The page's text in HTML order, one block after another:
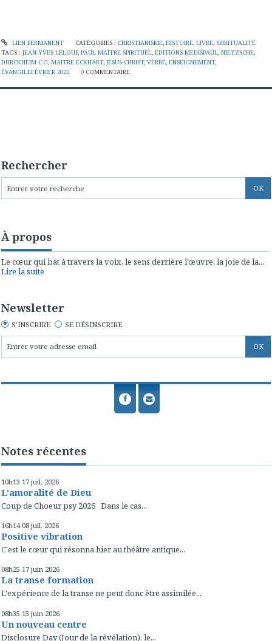
LIEN PERMANENT CATÉGORIES : CHRISTIANISME, HISTOIRE, LIVRE, SPIRITUALITÉ
TAGS : JEAN-YVES LELOUP, PAUL MAÎTRE SPIRITUEL, ÉDITIONS MEDISPAUL, NIETZSCHE,
DURCKHEIM C.G, MAITRE ECKHART, JÉSUS-CHRIST, VERBE, ENSEIGNEMENT,
ÉVANGILEFÉVRIER 2022
0 COMMENTAIRE
Rechercher
À propos
Le cœur qui bat à travers la voix, le sens derrière l’œuvre, la joie de la...
Lire la suite
Newsletter
S'INSCRIRE SE DÉSINSCRIRE
Notes récentes
10h13 17 juil. 2026
L'amoralité de Dieu
Coup de Choeur psy 2026 Dans le cas...
16h14 08 juil. 2026
Positive vibration
C'est le cœur qui résonna hier au théâtre antique...
08h25 17 juin 2026
La transe formation
L'expérience de la transe ne peut donc être assimilée...
08h35 15 juin 2026
Un nouveau centre
Disclosure Day (Jour de la révélation), le...